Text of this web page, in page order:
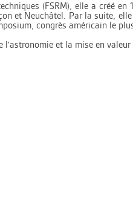
(FSRM), elle a créé en
et Neuchâtel. Par la suite,
congrès américain le
et la mise en